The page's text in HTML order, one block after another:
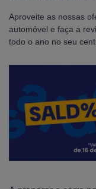
Aproveite as nossas
automóvel e faça a
todo o ano no seu